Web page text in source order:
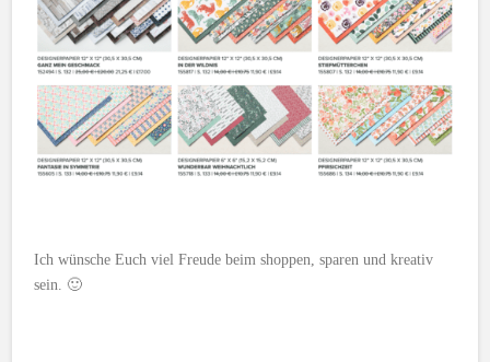
Ich wünsche Euch viel Freude beim shoppen, sparen und kreativ
sein. 🙂